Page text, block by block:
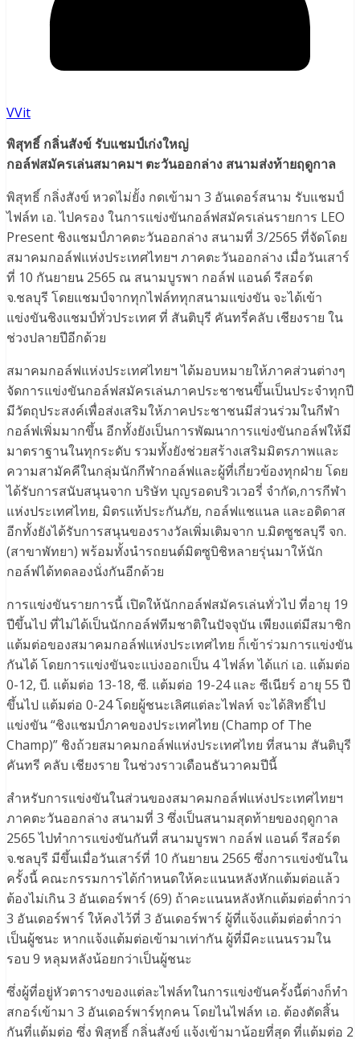
VVit
พิสุทธิ์ กลิ่นสังข์ รับแชมป์เก่งใหญ่
กอล์ฟสมัครเล่นสมาคมฯ ตะวันออกล่าง สนามส่งท้ายฤดูกาล
พิสุทธิ์ กลิ่งสังข์ หวดไม่ยั้ง กดเข้ามา 3 อันเดอร์สนาม รับแชมป์
ไฟล์ท เอ. ไปครอง ในการแข่งขันกอล์ฟสมัครเล่นรายการ LEO
Present ชิงแชมป์ภาคตะวันออกล่าง สนามที่ 3/2565 ที่จัดโดย
สมาคมกอล์ฟแห่งประเทศไทยฯ ภาคตะวันออกล่าง เมื่อวันเสาร์
ที่ 10 กันยายน 2565 ณ สนามบูรพา กอล์ฟ แอนด์ รีสอร์ต
จ.ชลบุรี โดยแชมป์จากทุกไฟล์ททุกสนามแข่งขัน จะได้เข้า
แข่งขันชิงแชมป์ทั่วประเทศ ที่ สันติบุรี คันทรี่คลับ เชียงราย ใน
ช่วงปลายปีอีกด้วย
สมาคมกอล์ฟแห่งประเทศไทยฯ ได้มอบหมายให้ภาคส่วนต่างๆ
จัดการแข่งขันกอล์ฟสมัครเล่นภาคประชาชนขึ้นเป็นประจำทุกปี
มีวัตถุประสงค์เพื่อส่งเสริมให้ภาคประชาชนมีส่วนร่วมในกีฬา
กอล์ฟเพิ่มมากขึ้น อีกทั้งยังเป็นการพัฒนาการแข่งขันกอล์ฟให้มี
มาตราฐานในทุกระดับ รวมทั้งยังช่วยสร้างเสริมมิตรภาพและ
ความสามัคคีในกลุ่มนักกีฬากอล์ฟและผู้ที่เกี่ยวข้องทุกฝ่าย โดย
ได้รับการสนับสนุนจาก บริษัท บุญรอดบริวเวอรี่ จำกัด,การกีฬา
แห่งประเทศไทย, มิตรแท้ประกันภัย, กอล์ฟแชแนล และอดิดาส
อีกทั้งยังได้รับการสนุนของรางวัลเพิ่มเติมจาก บ.มิตซูชลบุรี จก.
(สาขาพัทยา) พร้อมทั้งนำรถยนต์มิตซูบิชิหลายรุ่นมาให้นัก
กอล์ฟได้ทดลองนั่งกันอีกด้วย
การแข่งขันรายการนี้ เปิดให้นักกอล์ฟสมัครเล่นทั่วไป ที่อายุ 19
ปีขึ้นไป ที่ไม่ได้เป็นนักกอล์ฟทีมชาติในปัจจุบัน เพียงแต่มีสมาชิก
แต้มต่อของสมาคมกอล์ฟแห่งประเทศไทย ก็เข้าร่วมการแข่งขัน
กันได้ โดยการแข่งขันจะแบ่งออกเป็น 4 ไฟล์ท ได้แก่ เอ. แต้มต่อ
0-12, บี. แต้มต่อ 13-18, ซี. แต้มต่อ 19-24 และ ซีเนียร์ อายุ 55 ปี
ขึ้นไป แต้มต่อ 0-24 โดยผู้ชนะเลิศแต่ละไฟลท์ จะได้สิทธิ์ไป
แข่งขัน “ชิงแชมป์ภาคของประเทศไทย (Champ of The
Champ)” ชิงถ้วยสมาคมกอล์ฟแห่งประเทศไทย ที่สนาม สันติบุรี
คันทรี คลับ เชียงราย ในช่วงราวเดือนธันวาคมปีนี้
สำหรับการแข่งขันในส่วนของสมาคมกอล์ฟแห่งประเทศไทยฯ
ภาคตะวันออกล่าง สนามที่ 3 ซึ่งเป็นสนามสุดท้ายของฤดูกาล
2565 ไปทำการแข่งขันกันที่ สนามบูรพา กอล์ฟ แอนด์ รีสอร์ต
จ.ชลบุรี มีขึ้นเมื่อวันเสาร์ที่ 10 กันยายน 2565 ซึ่งการแข่งขันใน
ครั้งนี้ คณะกรรมการได้กำหนดให้คะแนนหลังหักแต้มต่อแล้ว
ต้องไม่เกิน 3 อันเดอร์พาร์ (69) ถ้าคะแนนหลังหักแต้มต่อต่ำกว่า
3 อันเดอร์พาร์ ให้คงไว้ที่ 3 อันเดอร์พาร์ ผู้ที่แจ้งแต้มต่อต่ำกว่า
เป็นผู้ชนะ หากแจ้งแต้มต่อเข้ามาเท่ากัน ผู้ที่มีคะแนนรวมใน
รอบ 9 หลุมหลังน้อยกว่าเป็นผู้ชนะ
ซึ่งผู้ที่อยู่หัวตารางของแต่ละไฟล์ทในการแข่งขันครั้งนี้ต่างก็ทำ
สกอร์เข้ามา 3 อันเดอร์พาร์ทุกคน โดยไนไฟล์ท เอ. ต้องตัดสิ้น
กันที่แต้มต่อ ซึ่ง พิสุทธิ์ กลิ่นสังข์ แจ้งเข้ามาน้อยที่สุด ที่แต้มต่อ 2